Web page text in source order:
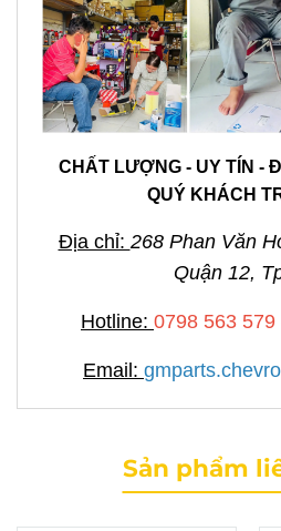
CHẤT LƯỢNG - UY TÍN -
QUÝ KHÁCH
Địa chỉ: 268 Phan Văn
Quận 12,
Hotline: 0798 563
Email:
Sản phẩm